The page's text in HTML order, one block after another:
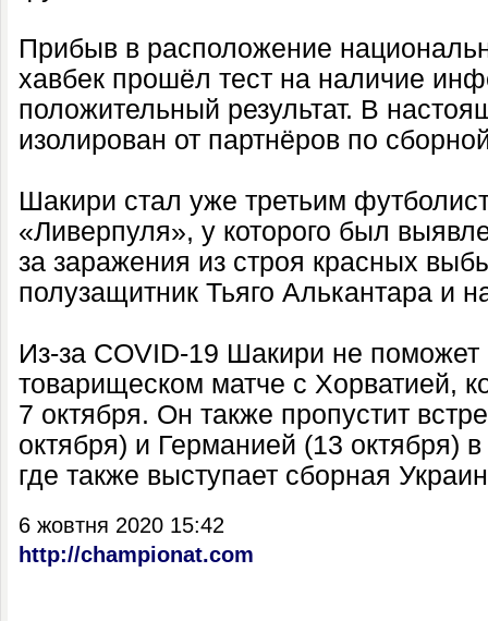
Прибыв в расположение
хавбек прошёл тест на наличие
положительный результат. В
изолирован от партнёров по
Шакири стал уже третьим
«Ливерпуля», у которого был
за заражения из строя красных
полузащитник Тьяго Алькантара
Из-за COVID-19 Шакири не
товарищеском матче с Хорватией,
7 октября. Он также пропустит
октября) и Германией (13 октября)
где также выступает сборная
6 жовтня 2020 15:42
http://championat.com